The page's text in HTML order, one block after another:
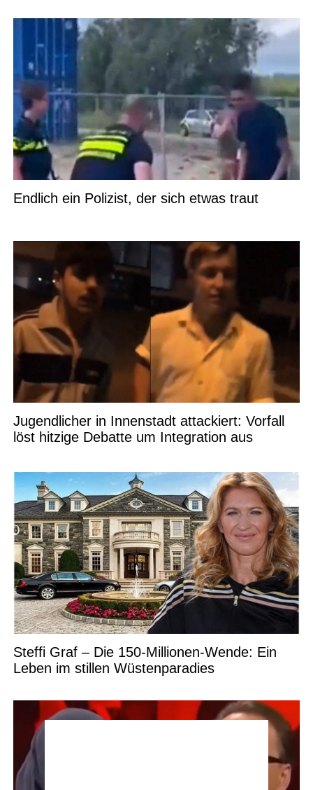
Endlich ein Polizist, der sich etwas traut
Jugendlicher in Innenstadt attackiert: Vorfall
löst hitzige Debatte um Integration aus
Steffi Graf – Die 150-Millionen-Wende: Ein
Leben im stillen Wüstenparadies